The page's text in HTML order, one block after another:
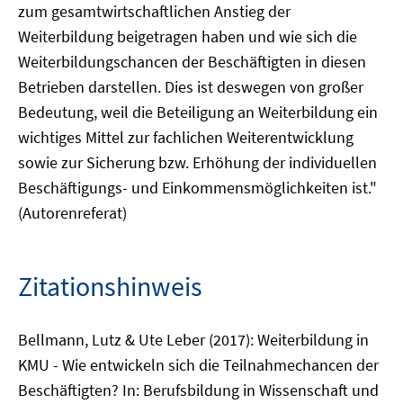
zum gesamtwirtschaftlichen Anstieg der
Weiterbildung beigetragen haben und wie sich die
Weiterbildungschancen der Beschäftigten in diesen
Betrieben darstellen. Dies ist deswegen von großer
Bedeutung, weil die Beteiligung an Weiterbildung ein
wichtiges Mittel zur fachlichen Weiterentwicklung
sowie zur Sicherung bzw. Erhöhung der individuellen
Beschäftigungs- und Einkommensmöglichkeiten ist."
(Autorenreferat)
Zitationshinweis
Bellmann, Lutz & Ute Leber (2017): Weiterbildung in
KMU - Wie entwickeln sich die Teilnahmechancen der
Beschäftigten? In: Berufsbildung in Wissenschaft und